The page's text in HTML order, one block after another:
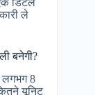
डिटेल
ले
बनेगी?
लगभग 8
यूनिट